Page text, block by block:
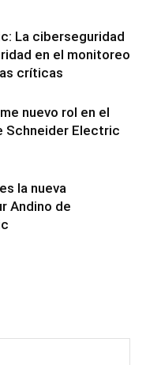
La ciberseguridad
en el monitoreo
críticas
nuevo rol en el
Schneider Electric
la nueva
Andino de